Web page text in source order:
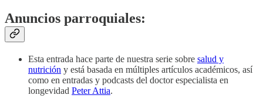
Anuncios parroquiales:
Esta entrada hace parte de nuestra serie sobre salud y
nutrición y está basada en múltiples artículos académicos, así
como en entradas y podcasts del doctor especialista en
longevidad Peter Attia.